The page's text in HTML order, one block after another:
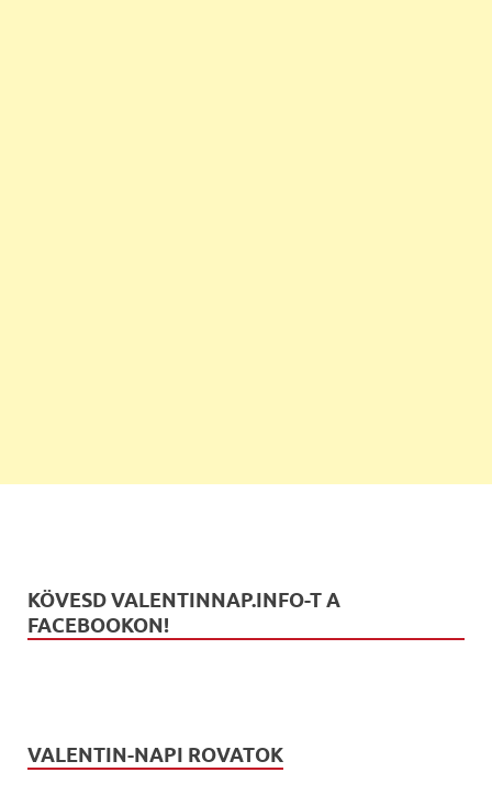
KÖVESD VALENTINNAP.INFO-T A
FACEBOOKON!
VALENTIN-NAPI ROVATOK